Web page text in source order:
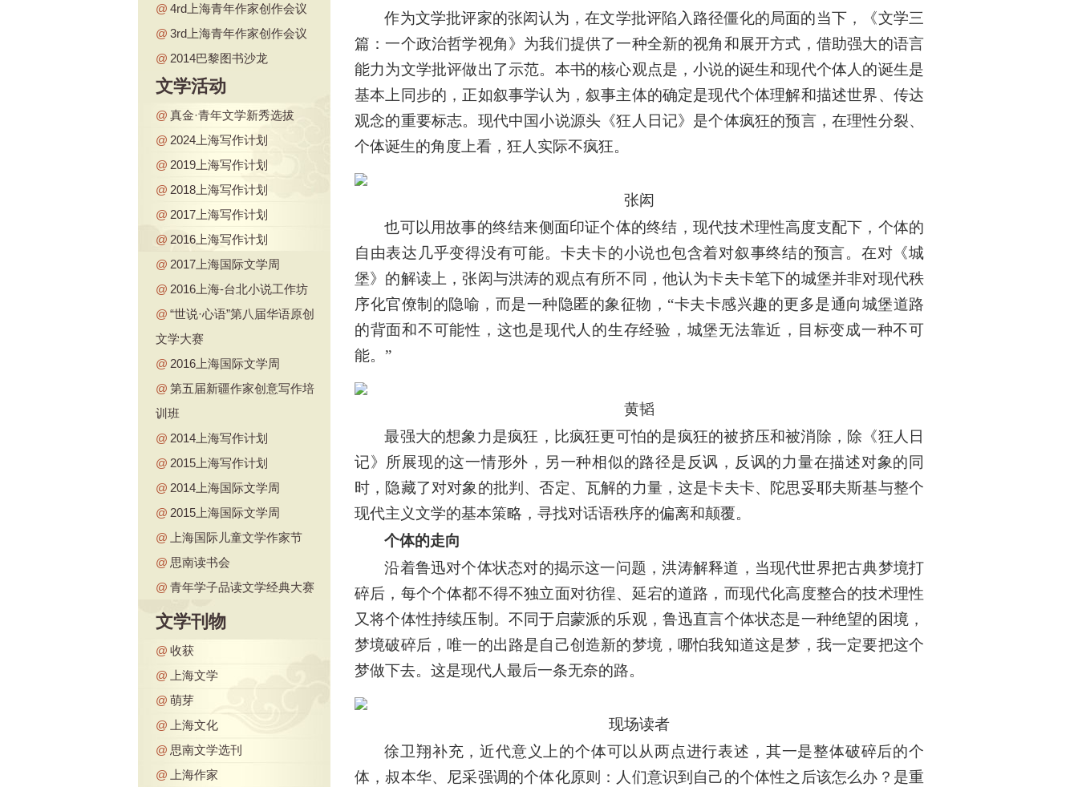
@ 4rd上海青年作家创作会议
@ 3rd上海青年作家创作会议
@ 2014巴黎图书沙龙
文学活动
@ 真金·青年文学新秀选拔
@ 2024上海写作计划
@ 2019上海写作计划
@ 2018上海写作计划
@ 2017上海写作计划
@ 2016上海写作计划
@ 2017上海国际文学周
@ 2016上海-台北小说工作坊
@ “世说·心语”第八届华语原创
文学大赛
@ 2016上海国际文学周
@ 第五届新疆作家创意写作培
训班
@ 2014上海写作计划
@ 2015上海写作计划
@ 2014上海国际文学周
@ 2015上海国际文学周
@
上海国际儿童文学作家节
@ 思南读书会
@ 青年学子品读文学经典大赛
文学刊物
@ 收获
@
上海文学
@ 萌芽
@
上海文化
@ 思南文学选刊
@
上海作家
作为文学批评家的张闳认为，在文学批评陷入路径僵化的局面的当下，《文学三
篇：一个政治哲学视角》为我们提供了一种全新的视角和展开方式，借助强大的语言
能力为文学批评做出了示范。本书的核心观点是，小说的诞生和现代个体人的诞生是
基本上同步的，正如叙事学认为，叙事主体的确定是现代个体理解和描述世界、传达
观念的重要标志。现代中国小说源头《狂人日记》是个体疯狂的预言，在理性分裂、
个体诞生的角度上看，狂人实际不疯狂。
张闳
也可以用故事的终结来侧面印证个体的终结，现代技术理性高度支配下，个体的
自由表达几乎变得没有可能。卡夫卡的小说也包含着对叙事终结的预言。在对《城
堡》的解读上，张闳与洪涛的观点有所不同，他认为卡夫卡笔下的城堡并非对现代秩
序化官僚制的隐喻，而是一种隐匿的象征物，“卡夫卡感兴趣的更多是通向城堡道路
的背面和不可能性，这也是现代人的生存经验，城堡无法靠近，目标变成一种不可
能。”
黄韬
最强大的想象力是疯狂，比疯狂更可怕的是疯狂的被挤压和被消除，除《狂人日
记》所展现的这一情形外，另一种相似的路径是反讽，反讽的力量在描述对象的同
时，隐藏了对对象的批判、否定、瓦解的力量，这是卡夫卡、陀思妥耶夫斯基与整个
现代主义文学的基本策略，寻找对话语秩序的偏离和颠覆。
个体的走向
沿着鲁迅对个体状态对的揭示这一问题，洪涛解释道，当现代世界把古典梦境打
碎后，每个个体都不得不独立面对彷徨、延宕的道路，而现代化高度整合的技术理性
又将个体性持续压制。不同于启蒙派的乐观，鲁迅直言个体状态是一种绝望的困境，
梦境破碎后，唯一的出路是自己创造新的梦境，哪怕我知道这是梦，我一定要把这个
梦做下去。这是现代人最后一条无奈的路。
现场读者
徐卫翔补充，近代意义上的个体可以从两点进行表述，其一是整体破碎后的个
体，叔本华、尼采强调的个体化原则：人们意识到自己的个体性之后该怎么办？是重